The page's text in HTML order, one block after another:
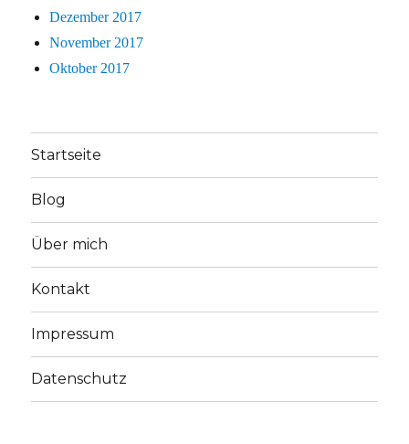
Dezember 2017
November 2017
Oktober 2017
Startseite
Blog
Über mich
Kontakt
Impressum
Datenschutz